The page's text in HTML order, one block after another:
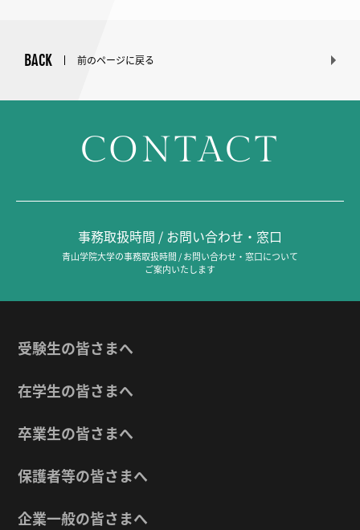
BACK 前のページに戻る
CONTACT
事務取扱時間 / お問い合わせ・窓口
青山学院大学の事務取扱時間 / お問い合わせ・窓口について
ご案内いたします
受験生の皆さまへ
在学生の皆さまへ
卒業生の皆さまへ
保護者等の皆さまへ
企業一般の皆さまへ